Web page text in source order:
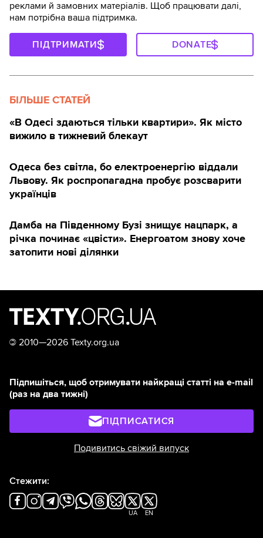
реклами й замовних матеріалів. Щоб працювати далі,
нам потрібна ваша підтримка.
ПІДТРИМАТИ DONATE
БІЛЬШЕ СТАТЕЙ
«В Одесі здаються тільки квартири». Як місто
вижило в тижневий блекаут
Одеса без світла, бо електроенергію віддали
Львову. Як роспропагадна пробує розсварити
українців
Дамба на Південному Бузі знищує нацпарк, а
річка починає «цвісти». Енергоатом знову хоче
затопити нові ділянки
© 2010—2026 Texty.org.ua
Підпишіться, щоб отримувати найкращі статті на e-mail
(раз на два тижні)
ПІДПИСАТИСЯ
Подивитись свіжий випуск
Стежити:
UA EN